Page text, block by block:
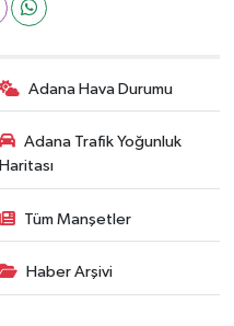
Adana Hava Durumu
Adana Trafik Yoğunluk
Haritası
Tüm Manşetler
Haber Arşivi